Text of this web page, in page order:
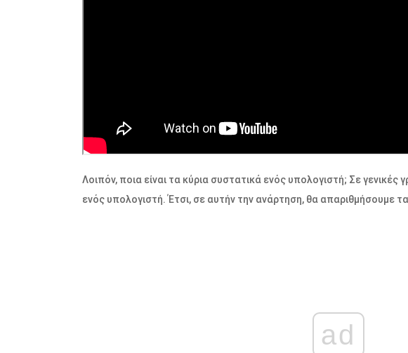
Λοιπόν, ποια είναι τα κύρια συστατικά ενός υπολογιστή; Σε γενικές
ενός υπολογιστή. Έτσι, σε αυτήν την ανάρτηση, θα απαριθμήσουμε
ad